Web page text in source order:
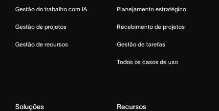
Gestão do trabalho com IA
Gestão de projetos
Gestão de recursos
Planejamento estratégico
Recebimento de projetos
Gestão de tarefas
Todos os casos de uso
Soluções Recursos